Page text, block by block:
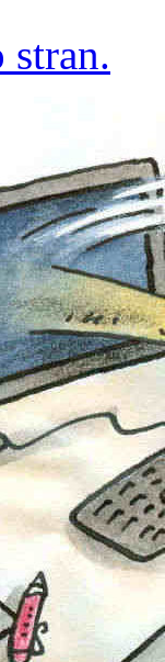
stran.